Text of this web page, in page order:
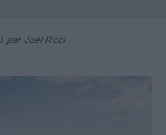
par Joël Ricci